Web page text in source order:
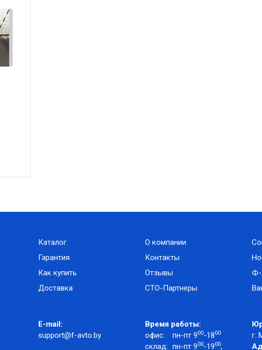
Каталог
Гарантия
Как купить
Доставка
О компании
Контакты
Отзывы
СТО-Партнеры
Ф-
E-mail:
support@f-avto.by
Время работы:
офис:
пн-пт 900-1800
склад: пн-пт 900-1900,
г.